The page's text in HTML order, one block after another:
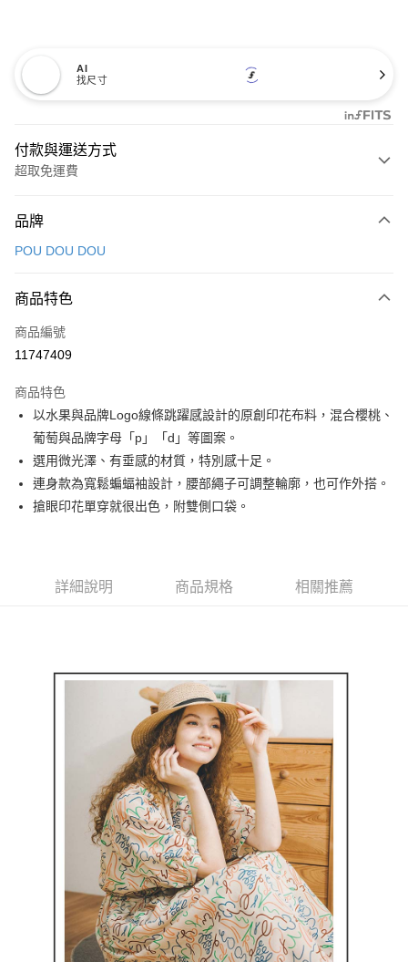
AI
找尺寸
付款與運送方式
超取免運費
信用卡一次付款
LINE Pay
Apple Pay
悠遊付
AFTEE先享後付
相關說明
【關於「AFTEE先享後付」】
AFTEE先享後付是「在收到商品之後才付款」的支付方式。 讓您購物簡單
便利好安心！
【「AFTEE先享後付」結帳流程】
ATM／網路銀行／等多元方式進行付款，方視為交易完成。
※ 請注意：結帳手續完成當下不需立刻繳費，但若您需要取消訂單，請聯絡
購買商品的店家。未經商家同意取消之訂單仍視為有效，需透過AFTEE先享
※ 交易是否成功請以「AFTEE先享後付 」之結帳頁面顯示為準，若有關於
是否繳費成功／繳費後需取消欲退款等相關疑問，請聯繫「AFTEE先享後付
https://netprotections.freshdesk.com/support/home
１．透過由恩沛科技股份有限公司提供之「AFTEE先享後付」服務完成之交
易，需依本服務之必要範圍內提供個人資料，並將交易相關給付款項請求債
權轉讓予恩沛科技股份有限公司。
２．關於個人資料處理事宜，請瀏覽以下網址：
https://aftee.tw/terms/#terms3
３．未成年的使用者請事先徵得法定代理人或監護人之同意方可使用
「AFTEE先享後付」，若未經同意申辦者引起之損失，本公司不負相關責
４．使用「AFTEE先享後付」時，將依據個別帳號之用戶狀況，依本公司即
ATM付款
萊爾富取貨付款
7-11取貨付款
付款後7-11取貨
品牌
POU DOU DOU
商品特色
商品編號
11747409
商品特色
以水果與品牌Logo線條跳躍感設計的原創印花布料，混合櫻桃、
葡萄與品牌字母「p」「d」等圖案。
選用微光澤、有垂感的材質，特別感十足。
連身款為寬鬆蝙蝠袖設計，腰部繩子可調整輪廓，也可作外搭。
搶眼印花單穿就很出色，附雙側口袋。
詳細說明 商品規格 相關推薦